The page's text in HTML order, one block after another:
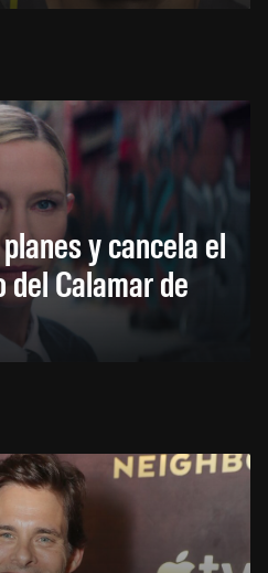
y cancela el
del Calamar de